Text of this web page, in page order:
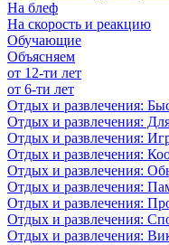
На блеф
На скорость и реакцию
Обучающие
Объясняем
от 12-ти лет
от 6-ти лет
Отдых и развлечения:
Отдых и развлечения:
Отдых и развлечения:
Отдых и развлечения:
Отдых и развлечения:
Отдых и развлечения:
Отдых и развлечения:
Отдых и развлечения:
Отдых и развлечения: